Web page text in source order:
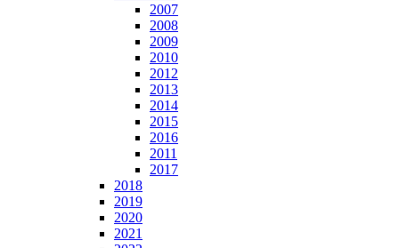
2007
2008
2009
2010
2012
2013
2014
2015
2016
2011
2017
2018
2019
2020
2021